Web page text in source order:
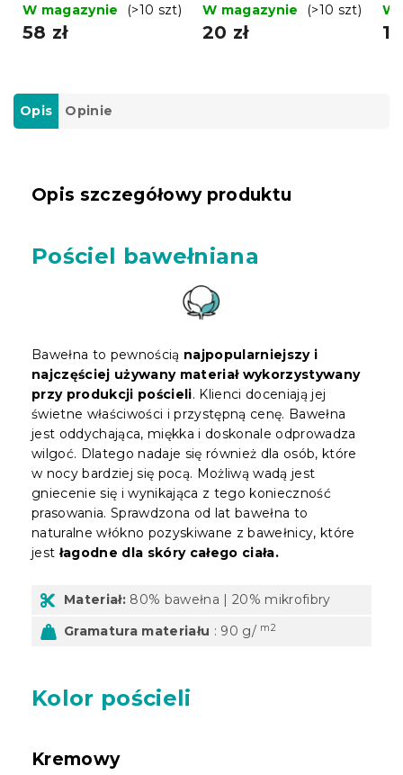
W magazynie
(>10 szt)
58 zł
W magazynie
(>10 szt)
20 zł
W
Opis Opinie
Opis szczegółowy produktu
Pościel bawełniana
Bawełna to pewnością najpopularniejszy i
najczęściej używany materiał wykorzystywany
przy produkcji pościeli. Klienci doceniają jej
świetne właściwości i przystępną cenę. Bawełna
jest oddychająca, miękka i doskonale odprowadza
wilgoć. Dlatego nadaje się również dla osób, które
w nocy bardziej się pocą. Możliwą wadą jest
gniecenie się i wynikająca z tego konieczność
prasowania. Sprawdzona od lat bawełna to
naturalne włókno pozyskiwane z bawełnicy, które
jest łagodne dla skóry całego ciała.
Materiał: 80% bawełna | 20% mikrofibry
Gramatura materiału : 90 g/ m2
Kolor pościeli
Kremowy